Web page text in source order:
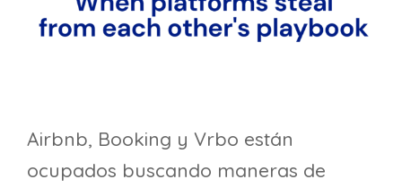
Airbnb, Booking y Vrbo están
ocupados buscando maneras de